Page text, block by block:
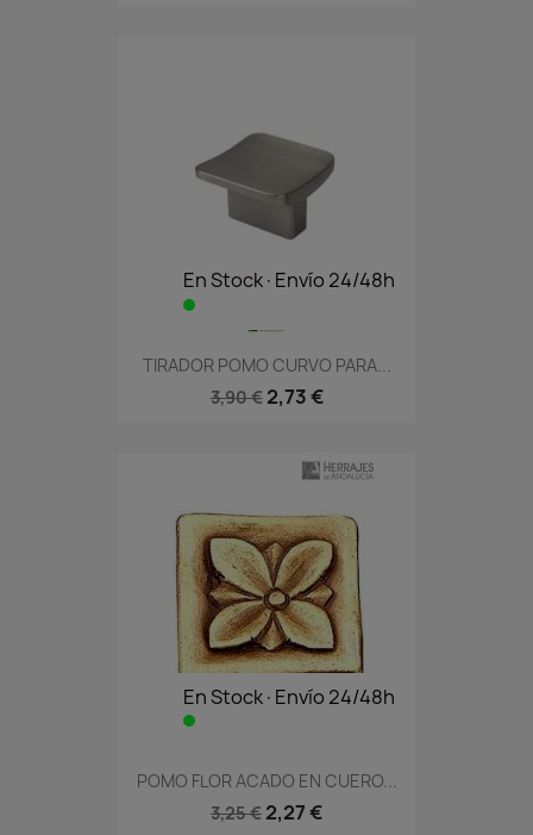
En Stock·Envío 24/48h
TIRADOR POMO CURVO PARA...
3,90 € 2,73 €
En Stock·Envío 24/48h
POMO FLOR ACADO EN CUERO...
3,25 € 2,27 €